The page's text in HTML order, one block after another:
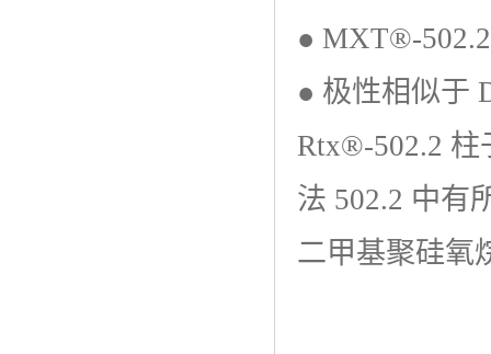
● MXT®-
● 极性相似于
Rtx®-502.2 柱
法 502.2 中有
二甲基聚硅氧